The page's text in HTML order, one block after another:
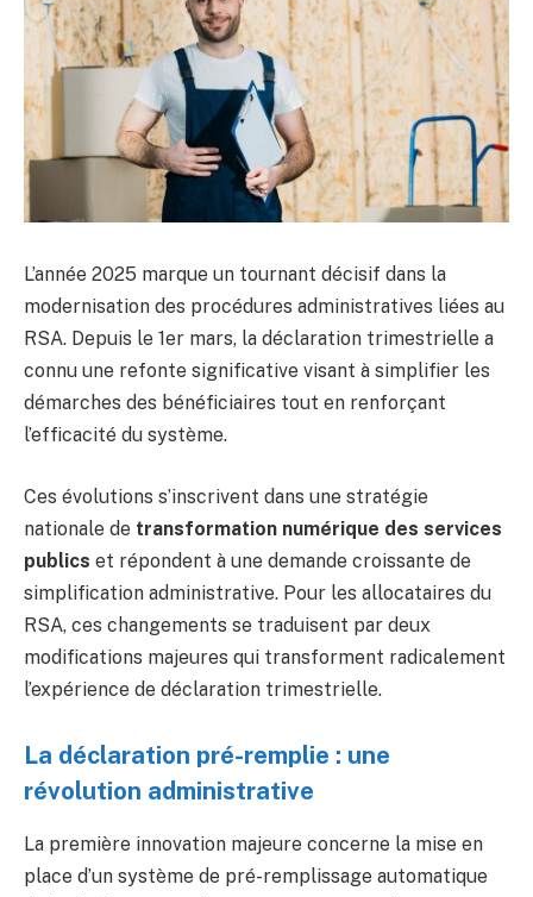
L’année 2025 marque un tournant décisif dans la
modernisation des procédures administratives liées au
RSA. Depuis le 1er mars, la déclaration trimestrielle a
connu une refonte significative visant à simplifier les
démarches des bénéficiaires tout en renforçant
l’efficacité du système.
Ces évolutions s’inscrivent dans une stratégie
nationale de transformation numérique des services
publics et répondent à une demande croissante de
simplification administrative. Pour les allocataires du
RSA, ces changements se traduisent par deux
modifications majeures qui transforment radicalement
l’expérience de déclaration trimestrielle.
La déclaration pré-remplie : une
révolution administrative
La première innovation majeure concerne la mise en
place d’un système de pré-remplissage automatique